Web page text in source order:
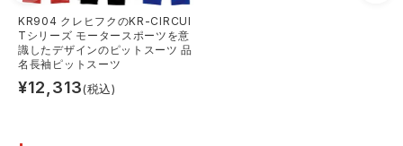
KR904 クレヒフクのKR-CIRCUI
Tシリーズ モータースポーツを意
識したデザインのピットスーツ 品
名長袖ピットスーツ
¥12,313(税込)